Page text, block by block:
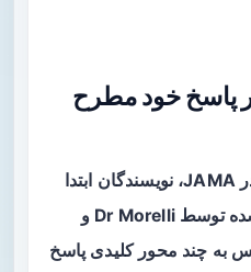
پاسخ خود مطرح
در متن reply منتشرشده در JAMA، نویسندگان ابتدا
از نکات و انتقادات مطرح‌شده توسط Dr Morelli و
به چند محور کلیدی پاسخ